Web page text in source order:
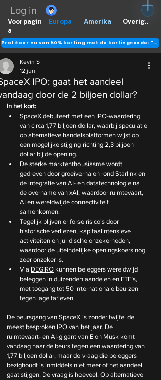
Log in
Europa Amerika Overig..
Voorpagin
a
Profiteer nu van 50% korting met de kortingscode: "DANK"
IPO: gaat het aandeel
door de 2 biljoen dollar?
Kevin S
12 jun
In het kort:
SpaceX debuteert met een IPO-waardering
van circa 1,77 biljoen dollar, waarbij speculatie
op alternatieve handelsplatformen wijst op
een mogelijke stijging richting 2,3 biljoen
dollar bij de opening.
De sterke marktenthousiasme wordt
gedreven door groeiverhalen rond Starlink en
de integratie van AI- en datatechnologie na
de overname van xAI, waardoor ruimtevaart,
AI en wereldwijde connectiviteit
samenkomen.
Tegelijk blijven er forse risico’s door
historische verliezen, kapitaalintensieve
activiteiten en juridische onzekerheden,
waardoor de uiteindelijke openingskoers nog
zeer onzeker is.
Via DEGIRO kunnen beleggers wereldwijd
beleggen in duizenden aandelen en ETF’s,
met toegang tot 50 internationale beurzen
tegen lage tarieven.
De beursgang van SpaceX is zonder twijfel de
meest besproken IPO van het jaar. De
ruimtevaart- en AI-gigant van Elon Musk komt
vandaag naar de beurs tegen een waardering van
1,77 biljoen dollar, maar de vraag die beleggers
bezighoudt is inmiddels niet meer of het aandeel
gaat stijgen. De vraag is hoeveel. Op alternatieve